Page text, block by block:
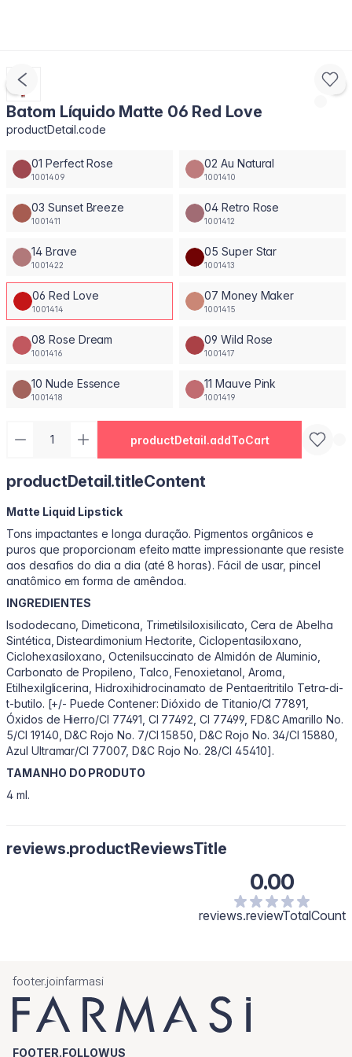
Batom Líquido Matte 06 Red Love
productDetail.code
01 Perfect Rose
1001409
02 Au Natural
1001410
03 Sunset Breeze
1001411
04 Retro Rose
1001412
14 Brave
1001422
05 Super Star
1001413
06 Red Love
1001414
07 Money Maker
1001415
08 Rose Dream
1001416
09 Wild Rose
1001417
10 Nude Essence
1001418
11 Mauve Pink
1001419
productDetail.addToCart
productDetail.titleContent
Matte Liquid Lipstick
Tons impactantes e longa duração. Pigmentos orgânicos e
puros que proporcionam efeito matte impressionante que resiste
aos desafios do dia a dia (até 8 horas). Fácil de usar, pincel
anatômico em forma de amêndoa.
INGREDIENTES
Isododecano, Dimeticona, Trimetilsiloxisilicato, Cera de Abelha
Sintética, Disteardimonium Hectorite, Ciclopentasiloxano,
Ciclohexasiloxano, Octenilsuccinato de Almidón de Aluminio,
Carbonato de Propileno, Talco, Fenoxietanol, Aroma,
Etilhexilglicerina, Hidroxihidrocinamato de Pentaeritritilo Tetra-di-
t-butilo. [+/- Puede Contener: Dióxido de Titanio/CI 77891,
Óxidos de Hierro/CI 77491, CI 77492, CI 77499, FD&C Amarillo No.
5/CI 19140, D&C Rojo No. 7/CI 15850, D&C Rojo No. 34/CI 15880,
Azul Ultramar/CI 77007, D&C Rojo No. 28/CI 45410].
TAMANHO DO PRODUTO
4 ml.
reviews.productReviewsTitle
0.00
reviews.reviewTotalCount
footer.joinfarmasi
FOOTER.FOLLOWUS